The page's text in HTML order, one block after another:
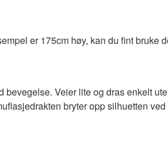
er 175cm høy, kan du fint bruke
Veier lite og dras enkelt
bryter opp silhuetten